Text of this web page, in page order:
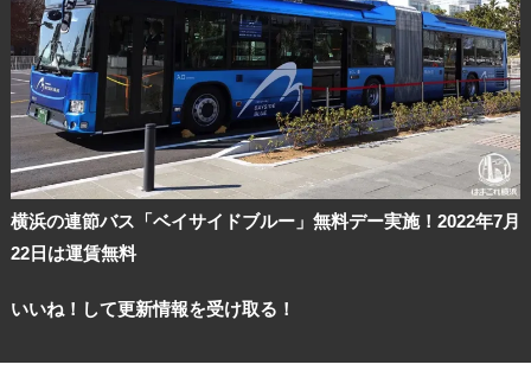
横浜の連節バス「ベイサイドブルー」無料デー実施！2022年7月
22日は運賃無料
いいね！して更新情報を受け取る！